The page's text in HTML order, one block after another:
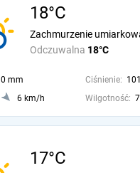
18°C
Odczuwalna 18°C
Zachmurzenie
0 mm Ciśnienie:
6 km/h Wilgotność:
17°C